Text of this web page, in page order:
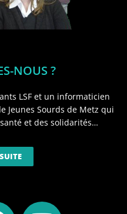
NOUS ?
LSF et un informaticien
Jeunes Sourds de Metz qui
et des solidarités…